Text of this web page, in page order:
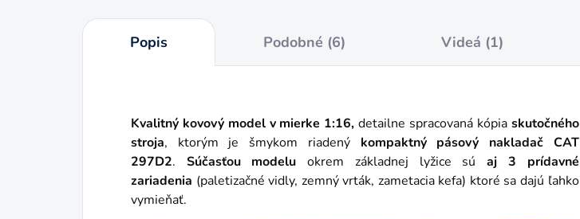
Popis Podobné (6) Videá (1)
Kvalitný kovový model v mierke 1:16, detailne spracovaná kópia skutočného
stroja, ktorým je šmykom riadený kompaktný pásový nakladač CAT
297D2. Súčasťou modelu okrem základnej lyžice sú aj 3 prídavné
zariadenia (paletizačné vidly, zemný vrták, zametacia kefa) ktoré sa dajú ľahko
vymieňať.